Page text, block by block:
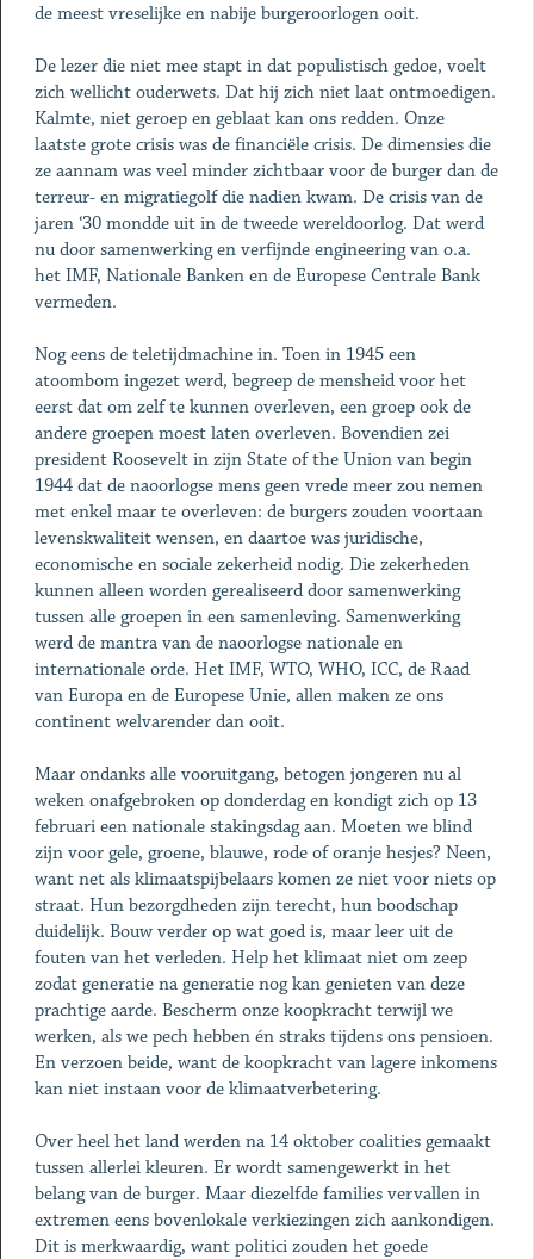
de meest vreselijke en nabije burgeroorlogen ooit.
De lezer die niet mee stapt in dat populistisch gedoe, voelt
zich wellicht ouderwets. Dat hij zich niet laat ontmoedigen.
Kalmte, niet geroep en geblaat kan ons redden. Onze
laatste grote crisis was de financiële crisis. De dimensies die
ze aannam was veel minder zichtbaar voor de burger dan de
terreur- en migratiegolf die nadien kwam. De crisis van de
jaren ‘30 mondde uit in de tweede wereldoorlog. Dat werd
nu door samenwerking en verfijnde engineering van o.a.
het IMF, Nationale Banken en de Europese Centrale Bank
vermeden.
Nog eens de teletijdmachine in. Toen in 1945 een
atoombom ingezet werd, begreep de mensheid voor het
eerst dat om zelf te kunnen overleven, een groep ook de
andere groepen moest laten overleven. Bovendien zei
president Roosevelt in zijn State of the Union van begin
1944 dat de naoorlogse mens geen vrede meer zou nemen
met enkel maar te overleven: de burgers zouden voortaan
levenskwaliteit wensen, en daartoe was juridische,
economische en sociale zekerheid nodig. Die zekerheden
kunnen alleen worden gerealiseerd door samenwerking
tussen alle groepen in een samenleving. Samenwerking
werd de mantra van de naoorlogse nationale en
internationale orde. Het IMF, WTO, WHO, ICC, de Raad
van Europa en de Europese Unie, allen maken ze ons
continent welvarender dan ooit.
Maar ondanks alle vooruitgang, betogen jongeren nu al
weken onafgebroken op donderdag en kondigt zich op 13
februari een nationale stakingsdag aan. Moeten we blind
zijn voor gele, groene, blauwe, rode of oranje hesjes? Neen,
want net als klimaatspijbelaars komen ze niet voor niets op
straat. Hun bezorgdheden zijn terecht, hun boodschap
duidelijk. Bouw verder op wat goed is, maar leer uit de
fouten van het verleden. Help het klimaat niet om zeep
zodat generatie na generatie nog kan genieten van deze
prachtige aarde. Bescherm onze koopkracht terwijl we
werken, als we pech hebben én straks tijdens ons pensioen.
En verzoen beide, want de koopkracht van lagere inkomens
kan niet instaan voor de klimaatverbetering.
Over heel het land werden na 14 oktober coalities gemaakt
tussen allerlei kleuren. Er wordt samengewerkt in het
belang van de burger. Maar diezelfde families vervallen in
extremen eens bovenlokale verkiezingen zich aankondigen.
Dit is merkwaardig, want politici zouden het goede